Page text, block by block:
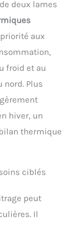
deux lames
aux
froid et au
nord. Plus
hiver, un
thermique
ciblés
peut
Il